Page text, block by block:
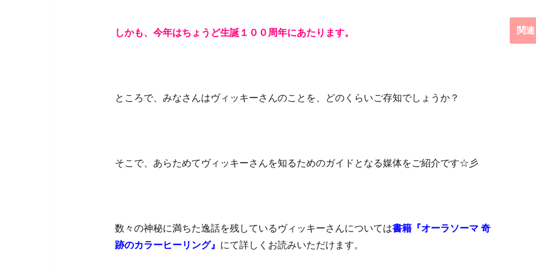
しかも、今年はちょうど生誕１００周年にあたります。
ところで、みなさんはヴィッキーさんのことを、どのくらいご存知でしょうか？
そこで、あらためてヴィッキーさんを知るためのガイドとなる媒体をご紹介です☆彡
数々の神秘に満ちた逸話を残しているヴィッキーさんについては書籍『オーラソーマ 奇
跡のカラーヒーリング』 にて詳しくお読みいただけます。
関